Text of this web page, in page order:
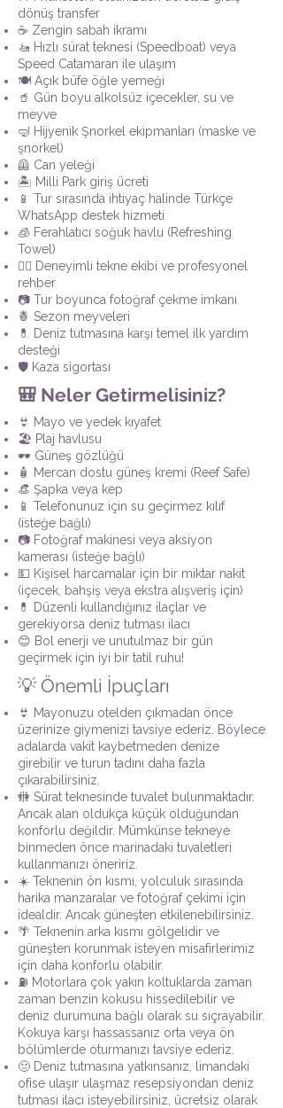
dönüş transfer
☕ Zengin sabah ikramı
🚤 Hızlı sürat teknesi (Speedboat) veya
Speed Catamaran ile ulaşım
🍽️ Açık büfe öğle yemeği
🥤 Gün boyu alkolsüz içecekler, su ve
meyve
🤿 Hijyenik Şnorkel ekipmanları (maske ve
şnorkel)
🦺 Can yeleği
🏝️ Milli Park giriş ücreti
📱 Tur sırasında ihtiyaç halinde Türkçe
WhatsApp destek hizmeti
🧊 Ferahlatıcı soğuk havlu (Refreshing
Towel)
👨‍✈️ Deneyimli tekne ekibi ve profesyonel
rehber
📷 Tur boyunca fotoğraf çekme imkanı
🍍 Sezon meyveleri
💊 Deniz tutmasına karşı temel ilk yardım
desteği
🛡️ Kaza sigortası
🎒 Neler Getirmelisiniz?
👙 Mayo ve yedek kıyafet
🏖️ Plaj havlusu
🕶️ Güneş gözlüğü
🧴 Mercan dostu güneş kremi (Reef Safe)
👒 Şapka veya kep
📱 Telefonunuz için su geçirmez kılıf
(isteğe bağlı)
📷 Fotoğraf makinesi veya aksiyon
kamerası (isteğe bağlı)
💵 Kişisel harcamalar için bir miktar nakit
(içecek, bahşiş veya ekstra alışveriş için)
💊 Düzenli kullandığınız ilaçlar ve
gerekiyorsa deniz tutması ilacı
😊 Bol enerji ve unutulmaz bir gün
geçirmek için iyi bir tatil ruhu!
💡 Önemli İpuçları
👙 Mayonuzu otelden çıkmadan önce
üzerinize giymenizi tavsiye ederiz. Böylece
adalarda vakit kaybetmeden denize
girebilir ve turun tadını daha fazla
çıkarabilirsiniz.
🚻 Sürat teknesinde tuvalet bulunmaktadır.
Ancak alan oldukça küçük olduğundan
konforlu değildir. Mümkünse tekneye
binmeden önce marinadaki tuvaletleri
kullanmanızı öneririz.
☀️ Teknenin ön kısmı, yolculuk sırasında
harika manzaralar ve fotoğraf çekimi için
idealdir. Ancak güneşten etkilenebilirsiniz.
🌴 Teknenin arka kısmı gölgelidir ve
güneşten korunmak isteyen misafirlerimiz
için daha konforlu olabilir.
⛽ Motorlara çok yakın koltuklarda zaman
zaman benzin kokusu hissedilebilir ve
deniz durumuna bağlı olarak su sıçrayabilir.
Kokuya karşı hassassanız orta veya ön
bölümlerde oturmanızı tavsiye ederiz.
🤢 Deniz tutmasına yatkınsanız, limandaki
ofise ulaşır ulaşmaz resepsiyondan deniz
tutması ilacı isteyebilirsiniz, ücretsiz olarak